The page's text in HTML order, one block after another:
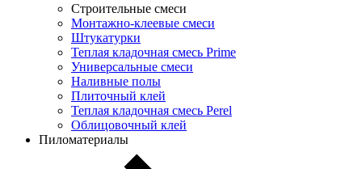
Строительные смеси
Монтажно-клеевые смеси
Штукатурки
Теплая кладочная смесь Prime
Универсальные смеси
Наливные полы
Плиточный клей
Теплая кладочная смесь Perel
Облицовочный клей
Пиломатериалы